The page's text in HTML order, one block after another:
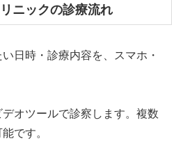
ニックの診療流れ
日時・診療内容を、スマホ・
オツールで診察します。複数
です。